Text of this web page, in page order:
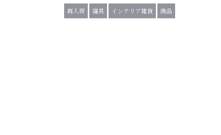
再入荷 寝具 インテリア雑貨 商品